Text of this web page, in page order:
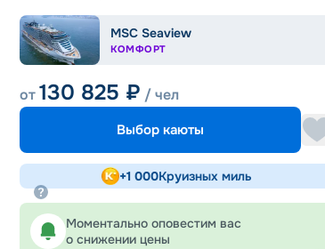
MSC Seaview
КОМФОРТ
от130 825 ₽ / чел
Выбор каюты
+1 000Круизных миль
Моментально оповестим вас
о снижении цены